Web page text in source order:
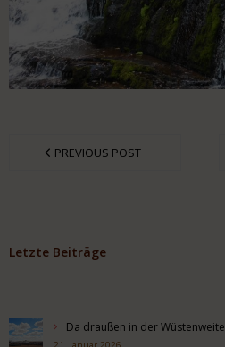
PREVIOUS POST
Letzte Beiträge
Da draußen in der Wüstenweite